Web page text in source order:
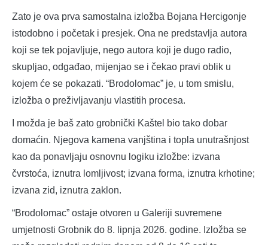
Zato je ova prva samostalna izložba Bojana Hercigonje
istodobno i početak i presjek. Ona ne predstavlja autora
koji se tek pojavljuje, nego autora koji je dugo radio,
skupljao, odgađao, mijenjao se i čekao pravi oblik u
kojem će se pokazati. “Brodolomac” je, u tom smislu,
izložba o preživljavanju vlastitih procesa.
I možda je baš zato grobnički Kaštel bio tako dobar
domaćin. Njegova kamena vanjština i topla unutrašnjost
kao da ponavljaju osnovnu logiku izložbe: izvana
čvrstoća, iznutra lomljivost; izvana forma, iznutra krhotine;
izvana zid, iznutra zaklon.
“Brodolomac” ostaje otvoren u Galeriji suvremene
umjetnosti Grobnik do 8. lipnja 2026. godine. Izložba se